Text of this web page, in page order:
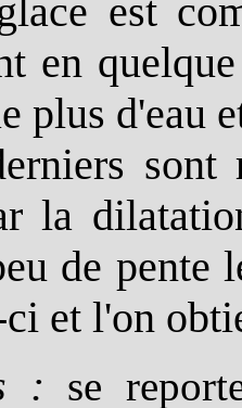
est
en
plus d'eau
sont
la
de pente
ci et l'on
: se